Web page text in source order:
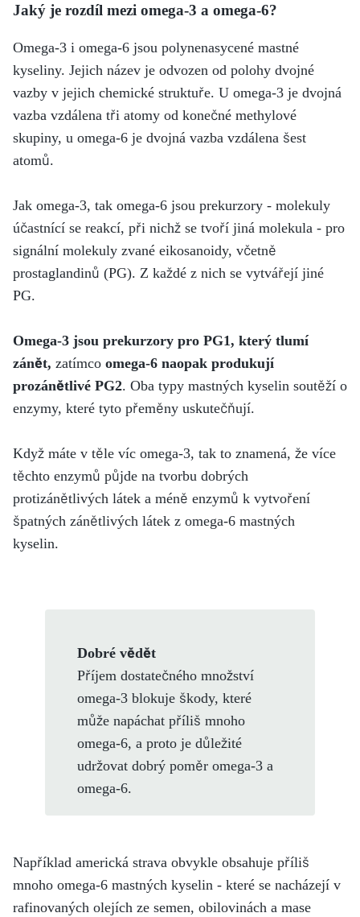
Jaký je rozdíl mezi omega-3 a omega-6?
Omega-3 i omega-6 jsou polynenasycené mastné
kyseliny. Jejich název je odvozen od polohy dvojné
vazby v jejich chemické struktuře. U omega-3 je dvojná
vazba vzdálena tři atomy od konečné methylové
skupiny, u omega-6 je dvojná vazba vzdálena šest
atomů.
Jak omega-3, tak omega-6 jsou prekurzory - molekuly
účastnící se reakcí, při nichž se tvoří jiná molekula - pro
signální molekuly zvané eikosanoidy, včetně
prostaglandinů (PG). Z každé z nich se vytvářejí jiné
PG.
Omega-3 jsou prekurzory pro PG1, který tlumí
zánět, zatímco omega-6 naopak produkují
prozánětlivé PG2. Oba typy mastných kyselin soutěží o
enzymy, které tyto přeměny uskutečňují.
Když máte v těle víc omega-3, tak to znamená, že více
těchto enzymů půjde na tvorbu dobrých
protizánětlivých látek a méně enzymů k vytvoření
špatných zánětlivých látek z omega-6 mastných
kyselin.
Dobré vědět
Příjem dostatečného množství
omega-3 blokuje škody, které
může napáchat příliš mnoho
omega-6, a proto je důležité
udržovat dobrý poměr omega-3 a
omega-6.
Například americká strava obvykle obsahuje příliš
mnoho omega-6 mastných kyselin - které se nacházejí v
rafinovaných olejích ze semen, obilovinách a mase